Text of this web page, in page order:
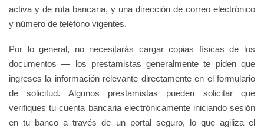
activa y de ruta bancaria, y una dirección de correo electrónico
y número de teléfono vigentes.
Por lo general, no necesitarás cargar copias físicas de los
documentos — los prestamistas generalmente te piden que
ingreses la información relevante directamente en el formulario
de solicitud. Algunos prestamistas pueden solicitar que
verifiques tu cuenta bancaria electrónicamente iniciando sesión
en tu banco a través de un portal seguro, lo que agiliza el